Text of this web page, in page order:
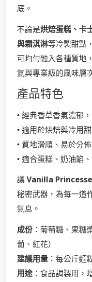
底。
不論是烘焙蛋糕、卡
與霜淇淋等冷製甜點
可均勻融入各種質地
氣與專業級的風味層
產品特色
• 經典香草香氣濃郁
• 適用於烘焙與冷用
• 質地滑順、易於分
• 適合蛋糕、奶油餡
讓Vanilla
秘密武器，為每一道
氣息。
成份 ：葡萄糖、果糖
蔔、紅花）
建議用量 ：每公斤麵
用途：食品調製用，